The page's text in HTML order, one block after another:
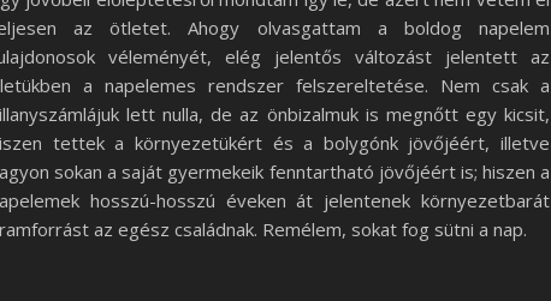
az ötletet. Ahogy olvasgattam a boldog napelem
véleményét, elég jelentős változást jelentett az
a napelemes rendszer felszereltetése. Nem csak a
lett nulla, de az önbizalmuk is megnőtt egy kicsit,
tettek a környezetükért és a bolygónk jövőjéért, illetve
sokan a saját gyermekeik fenntartható jövőjéért is; hiszen a
hosszú-hosszú éveken át jelentenek környezetbarát
az egész családnak. Remélem, sokat fog sütni a nap.